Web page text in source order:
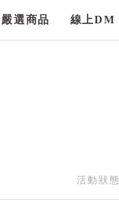
嚴選商品 線上DM
活動狀態